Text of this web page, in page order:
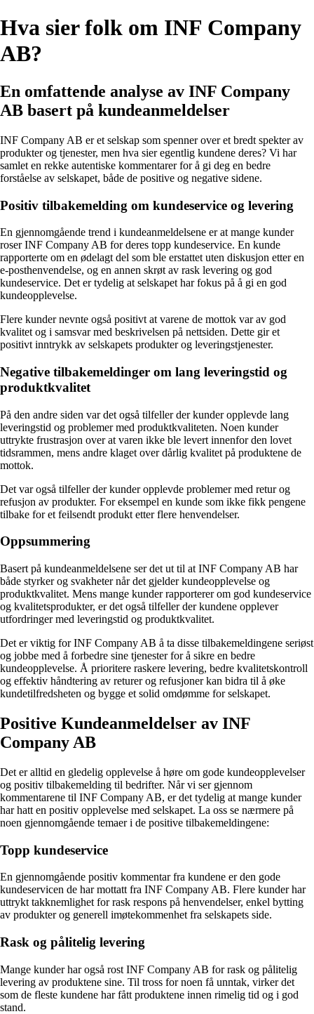
Hva sier folk om INF Company
AB?
En omfattende analyse av INF Company
AB basert på kundeanmeldelser
INF Company AB er et selskap som spenner over et bredt spekter av
produkter og tjenester, men hva sier egentlig kundene deres? Vi har
samlet en rekke autentiske kommentarer for å gi deg en bedre
forståelse av selskapet, både de positive og negative sidene.
Positiv tilbakemelding om kundeservice og levering
En gjennomgående trend i kundeanmeldelsene er at mange kunder
roser INF Company AB for deres topp kundeservice. En kunde
rapporterte om en ødelagt del som ble erstattet uten diskusjon etter en
e-posthenvendelse, og en annen skrøt av rask levering og god
kundeservice. Det er tydelig at selskapet har fokus på å gi en god
kundeopplevelse.
Flere kunder nevnte også positivt at varene de mottok var av god
kvalitet og i samsvar med beskrivelsen på nettsiden. Dette gir et
positivt inntrykk av selskapets produkter og leveringstjenester.
Negative tilbakemeldinger om lang leveringstid og
produktkvalitet
På den andre siden var det også tilfeller der kunder opplevde lang
leveringstid og problemer med produktkvaliteten. Noen kunder
uttrykte frustrasjon over at varen ikke ble levert innenfor den lovet
tidsrammen, mens andre klaget over dårlig kvalitet på produktene de
mottok.
Det var også tilfeller der kunder opplevde problemer med retur og
refusjon av produkter. For eksempel en kunde som ikke fikk pengene
tilbake for et feilsendt produkt etter flere henvendelser.
Oppsummering
Basert på kundeanmeldelsene ser det ut til at INF Company AB har
både styrker og svakheter når det gjelder kundeopplevelse og
produktkvalitet. Mens mange kunder rapporterer om god kundeservice
og kvalitetsprodukter, er det også tilfeller der kundene opplever
utfordringer med leveringstid og produktkvalitet.
Det er viktig for INF Company AB å ta disse tilbakemeldingene seriøst
og jobbe med å forbedre sine tjenester for å sikre en bedre
kundeopplevelse. Å prioritere raskere levering, bedre kvalitetskontroll
og effektiv håndtering av returer og refusjoner kan bidra til å øke
kundetilfredsheten og bygge et solid omdømme for selskapet.
Positive Kundeanmeldelser av INF
Company AB
Det er alltid en gledelig opplevelse å høre om gode kundeopplevelser
og positiv tilbakemelding til bedrifter. Når vi ser gjennom
kommentarene til INF Company AB, er det tydelig at mange kunder
har hatt en positiv opplevelse med selskapet. La oss se nærmere på
noen gjennomgående temaer i de positive tilbakemeldingene:
Topp kundeservice
En gjennomgående positiv kommentar fra kundene er den gode
kundeservicen de har mottatt fra INF Company AB. Flere kunder har
uttrykt takknemlighet for rask respons på henvendelser, enkel bytting
av produkter og generell imøtekommenhet fra selskapets side.
Rask og pålitelig levering
Mange kunder har også rost INF Company AB for rask og pålitelig
levering av produktene sine. Til tross for noen få unntak, virker det
som de fleste kundene har fått produktene innen rimelig tid og i god
stand.